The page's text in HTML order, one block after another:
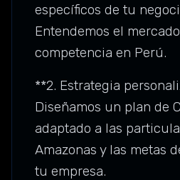
específicos de tu
Entendemos el
competencia en Perú.
**2. Estrategia
Diseñamos un plan de
adaptado a las
Amazonas y las metas
tu empresa.